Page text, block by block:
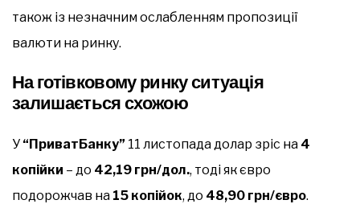
також із незначним ослабленням пропозиції
валюти на ринку.
На готівковому ринку ситуація
залишається схожою
У “ПриватБанку” 11 листопада долар зріс на 4
копійки – до 42,19 грн/дол., тоді як євро
подорожчав на 15 копійок, до 48,90 грн/євро.